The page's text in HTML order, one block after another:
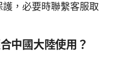
，必要時聯繫客服取
中國大陸使用？